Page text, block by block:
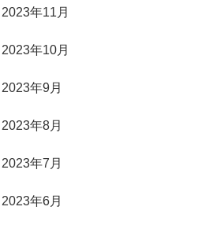
2023年11月
2023年10月
2023年9月
2023年8月
2023年7月
2023年6月